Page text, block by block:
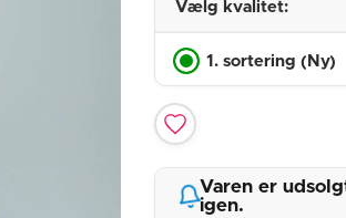
Vælg kvalitet:
1. sortering (Ny)
Varen er
igen.